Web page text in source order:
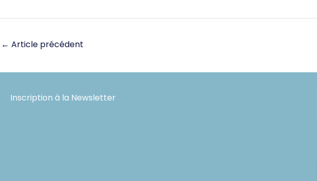
← Article précédent
Inscription à la Newsletter